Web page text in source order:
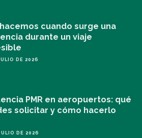
cuando surge una
durante un viaje
DE 2026
PMR en aeropuertos: qué
solicitar y cómo hacerlo
DE 2026